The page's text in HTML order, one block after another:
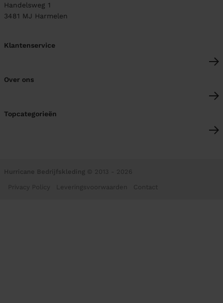
Handelsweg 1
3481 MJ Harmelen
Klantenservice
Over ons
Topcategorieën
Hurricane Bedrijfskleding © 2013 - 2026
Privacy Policy Leveringsvoorwaarden Contact